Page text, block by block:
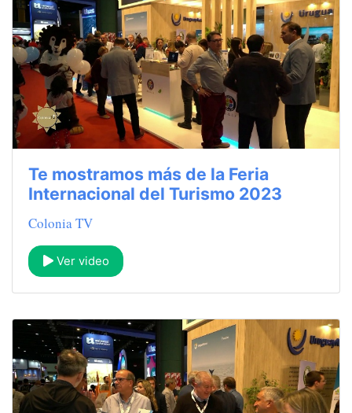
Te mostramos más de la Feria
Internacional del Turismo 2023
Colonia TV
Ver video